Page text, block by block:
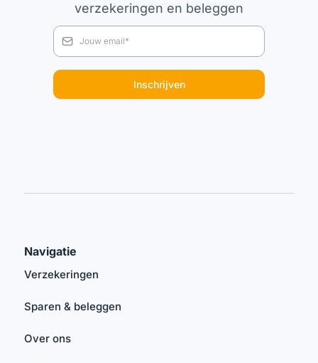
verzekeringen en beleggen
Inschrijven
Navigatie
Verzekeringen
Sparen & beleggen
Over ons